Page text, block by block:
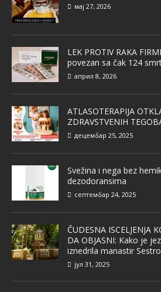
мај 27, 2026
LEK PROTIV RAKA
povezan sa čak 124
април 8, 2026
ATLASOTERAPIJA
ZDRAVSTVENIH
децембар 25, 2025
Svežina i nega bez
dezodoransima
септембар 24, 2025
ČUDESNA ISCELJENJA
DA OBJASNI: Kako je
iznedrila manastir
јул 31, 2025